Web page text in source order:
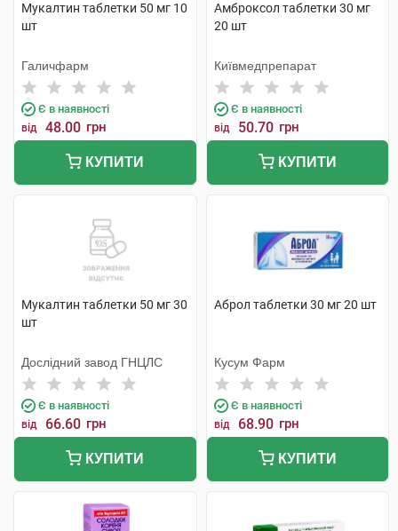
Мукалтин таблетки 50 мг 10
шт
Галичфарм
Є в наявності
від 48.00 грн
КУПИТИ
Амброксол таблетки 30 мг
20 шт
Київмедпрепарат
Є в наявності
від 50.70 грн
КУПИТИ
Мукалтин таблетки 50 мг 30
шт
Дослідний завод ГНЦЛС
Є в наявності
від 66.60 грн
КУПИТИ
Аброл таблетки 30 мг 20 шт
Кусум Фарм
Є в наявності
від 68.90 грн
КУПИТИ